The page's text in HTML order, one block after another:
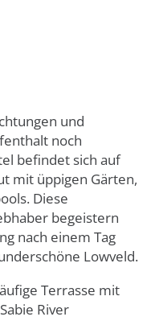
und
noch
befindet sich auf
mit üppigen Gärten,
Diese
begeistern
nach einem Tag
Lowveld.
Terrasse mit
River